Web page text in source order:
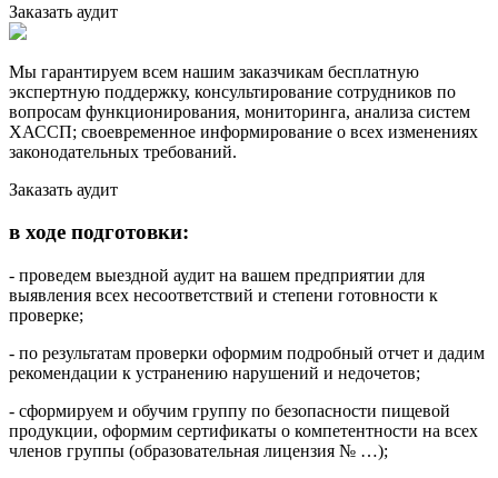
Заказать аудит
Мы гарантируем всем нашим заказчикам бесплатную
экспертную поддержку, консультирование сотрудников по
вопросам функционирования, мониторинга, анализа систем
ХАССП; своевременное информирование о всех изменениях
законодательных требований.
Заказать аудит
в ходе подготовки:
- проведем выездной аудит на вашем предприятии для
выявления всех несоответствий и степени готовности к
проверке;
- по результатам проверки оформим подробный отчет и дадим
рекомендации к устранению нарушений и недочетов;
- сформируем и обучим группу по безопасности пищевой
продукции, оформим сертификаты о компетентности на всех
членов группы (образовательная лицензия № …);